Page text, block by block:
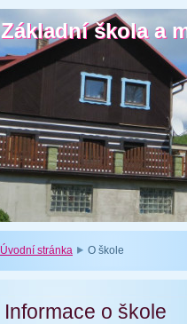
Základní škola a
Základní škola a
Úvodní stránka O škole
Informace o škole